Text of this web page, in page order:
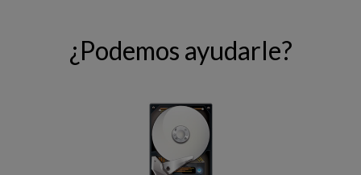
¿Podemos ayudarle?